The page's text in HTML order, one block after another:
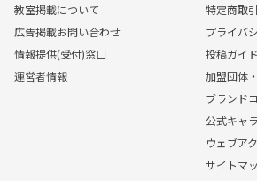
教室掲載について
広告掲載お問い合わせ
情報提供(受付)窓口
運営者情報
特定商取
プライバ
投稿ガイ
加盟団体
ブランド
公式キャ
ウェブア
サイトマ